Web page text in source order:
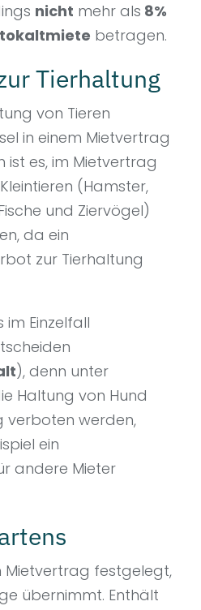
nicht mehr als 8%
betragen.
Tierhaltung
von Tieren
in einem Mietvertrag
ist es, im Mietvertrag
(Hamster,
und Ziervögel)
da ein
zur Tierhaltung
im Einzelfall
), denn unter
Haltung von Hund
verboten werden,
ein
andere Mieter
Mietvertrag festgelegt,
übernimmt. Enthält